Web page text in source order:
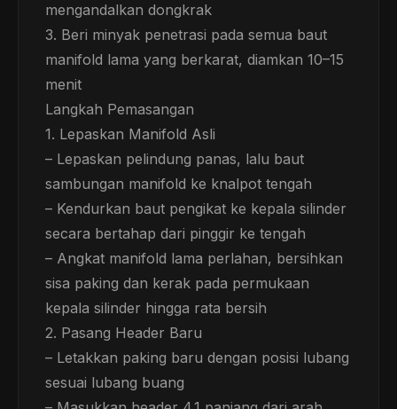
mengandalkan dongkrak
3. Beri minyak penetrasi pada semua baut
manifold lama yang berkarat, diamkan 10–15
menit
Langkah Pemasangan
1. Lepaskan Manifold Asli
– Lepaskan pelindung panas, lalu baut
sambungan manifold ke knalpot tengah
– Kendurkan baut pengikat ke kepala silinder
secara bertahap dari pinggir ke tengah
– Angkat manifold lama perlahan, bersihkan
sisa paking dan kerak pada permukaan
kepala silinder hingga rata bersih
2. Pasang Header Baru
– Letakkan paking baru dengan posisi lubang
sesuai lubang buang